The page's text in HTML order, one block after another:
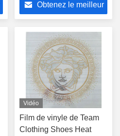
Obtenez le meilleur
Vidéo
Film de vinyle de Team
Clothing Shoes Heat